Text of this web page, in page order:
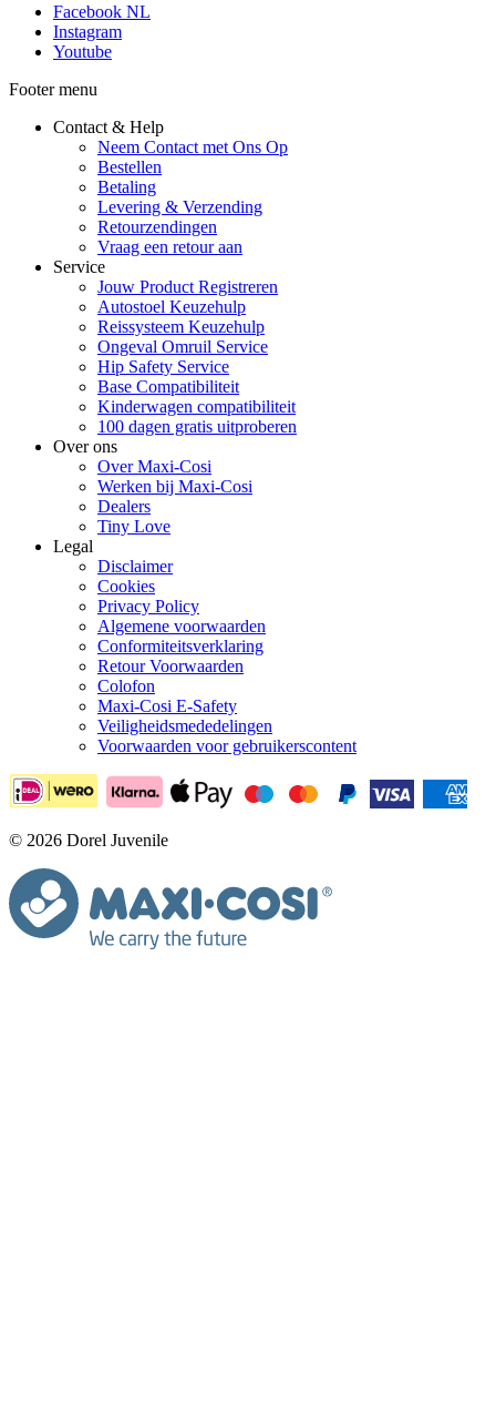
Facebook NL
Instagram
Youtube
Footer menu
Contact & Help
Neem Contact met Ons Op
Bestellen
Betaling
Levering & Verzending
Retourzendingen
Vraag een retour aan
Service
Jouw Product Registreren
Autostoel Keuzehulp
Reissysteem Keuzehulp
Ongeval Omruil Service
Hip Safety Service
Base Compatibiliteit
Kinderwagen compatibiliteit
100 dagen gratis uitproberen
Over ons
Over Maxi-Cosi
Werken bij Maxi-Cosi
Dealers
Tiny Love
Legal
Disclaimer
Cookies
Privacy Policy
Algemene voorwaarden
Conformiteitsverklaring
Retour Voorwaarden
Colofon
Maxi-Cosi E-Safety
Veiligheidsmededelingen
Voorwaarden voor gebruikerscontent
© 2026 Dorel Juvenile